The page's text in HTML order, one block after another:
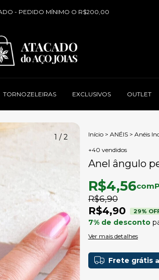
- PEDIDO MÍNIMO O R$200,00
TORNOZELEIRAS EXCLUSIVOS OUTLET
1 / 2 Início > ANÉIS > Anéis
+40 vendidos
Anel ângulo
R$6,90
R$4,90 29%
R$4,56com
7% de desconto
Ver mais detalhes
Frete grátis